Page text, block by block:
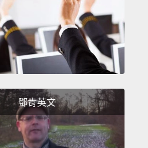
notes.
鄧肯英文